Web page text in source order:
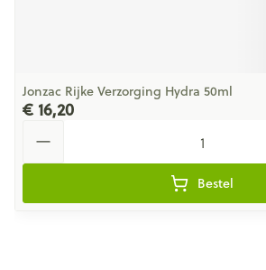
Jonzac Rijke Verzorging Hydra 50ml
€ 16,20
Bestel